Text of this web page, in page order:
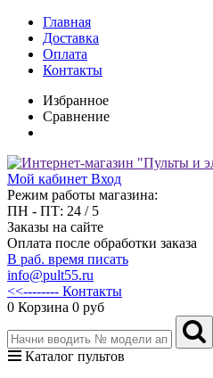
Главная
Доставка
Оплата
Контакты
Избранное
Сравнение
Мой кабинет Вход
Режим работы магазина:
ПН - ПТ: 24 / 5
Заказы на сайте
Оплата после обработки заказа
В раб. время писать
info@pult55.ru
<<-------- Контакты
0 Корзина 0 руб
Каталог пультов